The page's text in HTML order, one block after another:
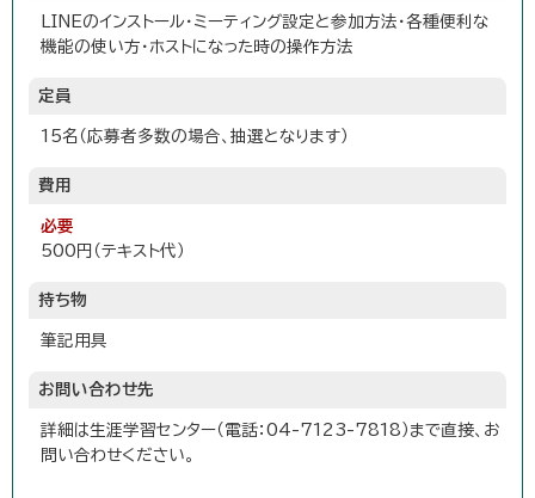
LINEのインストール・ミーティング設定と参加方法・各種便利な
機能の使い方・ホストになった時の操作方法
定員
15名（応募者多数の場合、抽選となります）
費用
必要
500円（テキスト代）
持ち物
筆記用具
お問い合わせ先
詳細は生涯学習センター（電話：04-7123-7818）まで直接、お
問い合わせください。